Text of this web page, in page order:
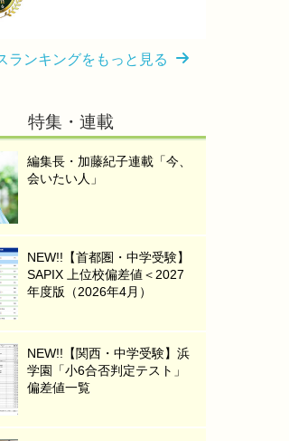
ランキングをもっと見る
特集・連載
編集長・加藤紀子連載「今、
会いたい人」
NEW!!【首都圏・中学受験】
SAPIX 上位校偏差値＜2027
年度版（2026年4月）
NEW!!【関西・中学受験】浜
学園「小6合否判定テスト」
偏差値一覧